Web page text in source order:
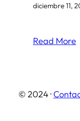
diciembre 11,
Read More
© 2024 ·